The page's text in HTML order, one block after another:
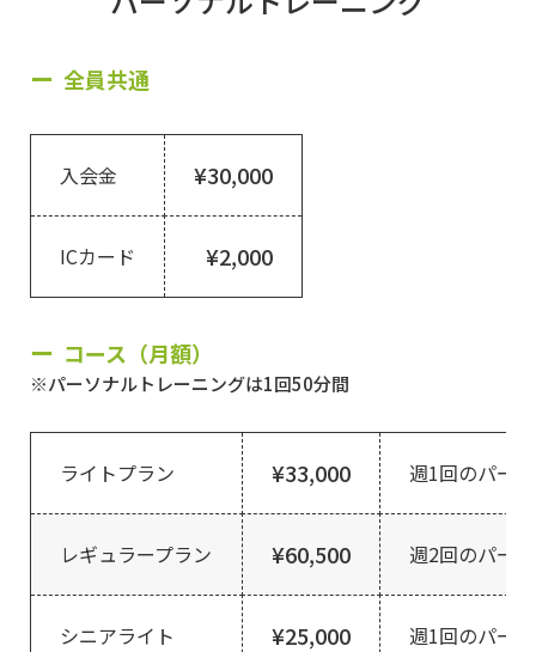
全員共通
入会金 ¥30,000
ICカード ¥2,000
コース（月額）
※パーソナルトレーニングは1回50分間
ライトプラン ¥33,000 週1回のパー
レギュラープラン ¥60,500 週2回のパー
シニアライト ¥25,000 週1回のパー